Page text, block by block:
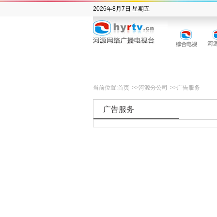
2026年8月7日 星期五
当前位置:首页 >>河源分公司 >>广告服务
广告服务